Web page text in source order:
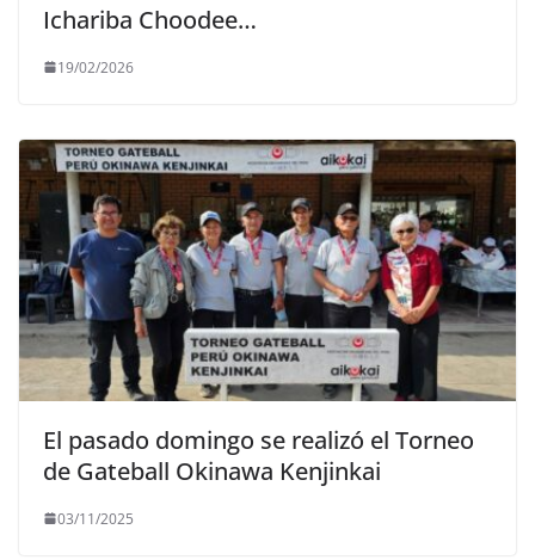
Ichariba Choodee…
19/02/2026
El pasado domingo se realizó el Torneo
de Gateball Okinawa Kenjinkai
03/11/2025